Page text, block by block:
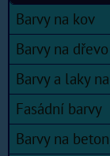
Barvy na kov
Barvy na
Barvy a laky
Fasádní barvy
Barvy na